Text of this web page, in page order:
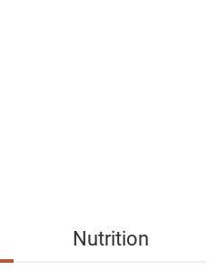
Nutrition